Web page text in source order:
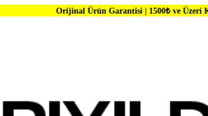
Orijinal Ürün Garantisi | 1500₺ ve Üzeri Kargo